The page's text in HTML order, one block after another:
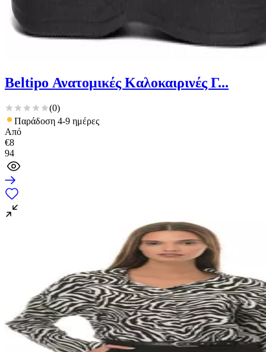
Beltipo Ανατομικές Καλοκαιρινές Γ...
(0)
Παράδοση 4-9 ημέρες
Από
€8
94